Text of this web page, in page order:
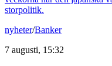
storpolitik.
nyheter/Banker
7 augusti, 15:32